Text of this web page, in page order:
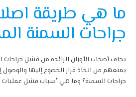
ما هي طريقة
جراحات السمنة
يخاف أصحاب الأوزان الزائدة من فشل جراحات
يمنعهم من اتخاذ قرار الخضوع إليها
جراحات السمنة؟ وما هي أسباب فشل عمليات